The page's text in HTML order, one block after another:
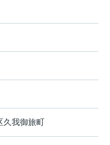
久我御旅町